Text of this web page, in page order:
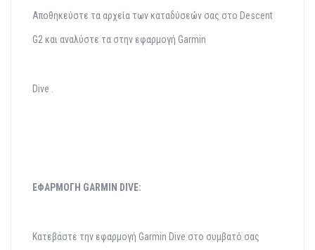
Αποθηκεύστε τα αρχεία των καταδύσεών σας στο Descent
G2 και αναλύστε τα στην εφαρμογή Garmin
Dive .
ΕΦΑΡΜΟΓΗ GARMIN DIVE:
Κατεβάστε την εφαρμογή Garmin Dive στο συμβατό σας